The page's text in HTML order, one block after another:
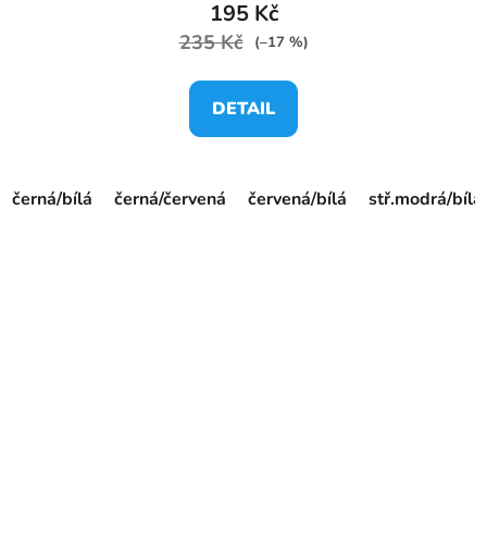
195 Kč
235 Kč (–17 %)
DETAIL
černá/bílá černá/červená červená/bílá stř.modrá/bílá